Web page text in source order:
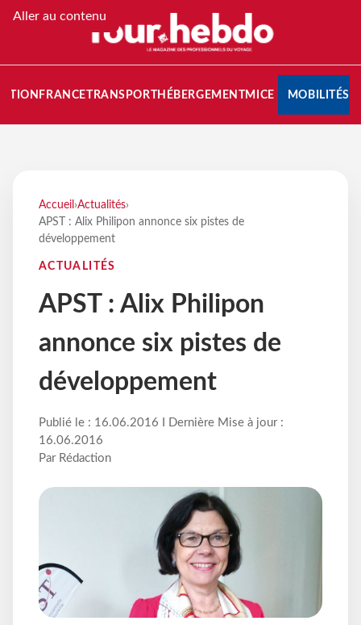
Aller au contenu
FRANCETRANSPORT HÉBERGEMENTMICE MOBILITÉS
Accueil ›Actualités›
APST : Alix Philipon annonce six pistes de
développement
ACTUALITÉS
APST : Alix Philipon
annonce six pistes de
développement
Publié le : 16.06.2016 I Dernière Mise à jour :
16.06.2016
Par Rédaction